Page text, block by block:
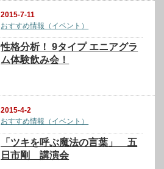
2015-7-11
おすすめ情報（イベント）
性格分析！ 9タイプ エニアグラ
ム体験飲み会！
2015-4-2
おすすめ情報（イベント）
「ツキを呼ぶ魔法の言葉」 五
日市剛 講演会